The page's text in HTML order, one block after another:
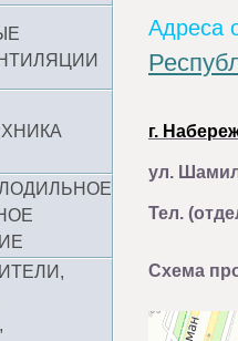
Адреса
г.
ул.
Тел.
Схема